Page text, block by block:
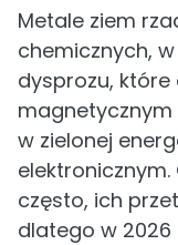
Metale ziem
chemicznych,
dysprozu, które
w zielonej
często, ich
dlatego w